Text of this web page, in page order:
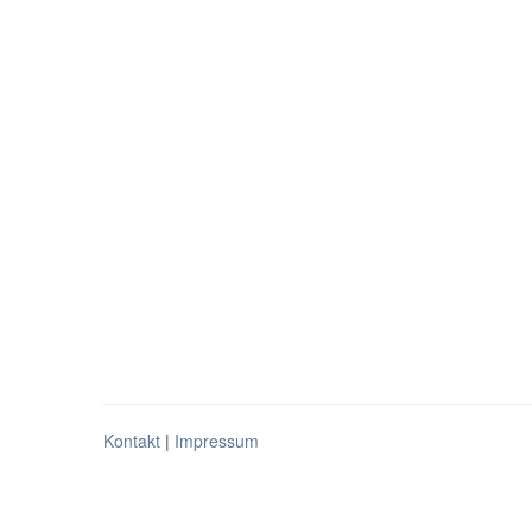
Kontakt | Impressum